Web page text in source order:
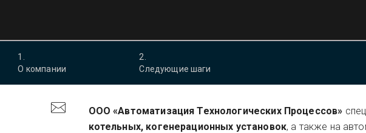
1
О компании
2
Следующие шаги
ООО «Автоматизация Технологических Процессов»
котельных, когенерационных установок, а также на